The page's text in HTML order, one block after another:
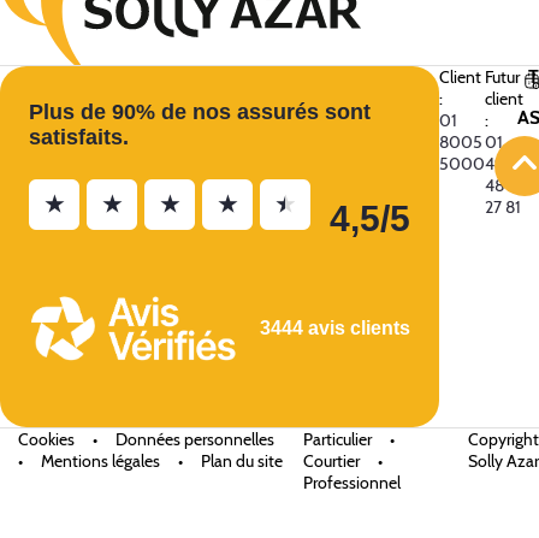
Plus de 90% de nos assurés sont
satisfaits.
★ ★ ★ ★ ★ 4,5/5
3444 avis clients
Client
:
01
8005
5000
Futur
client
:
01
49
48
27 81
Cookies •
Données personnelles
•
Mentions légales • Plan du site
Particulier
•
Courtier
•
Professionnel
Copyright
Solly Azar